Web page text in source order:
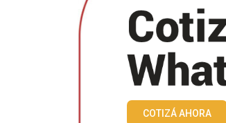
COTIZÁ AHORA